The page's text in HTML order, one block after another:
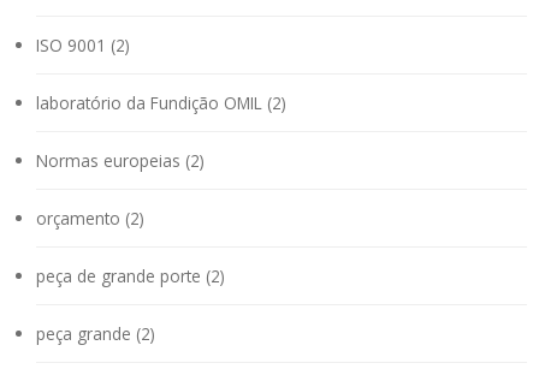
ISO 9001 (2)
laboratório da Fundição OMIL (2)
Normas europeias (2)
orçamento (2)
peça de grande porte (2)
peça grande (2)